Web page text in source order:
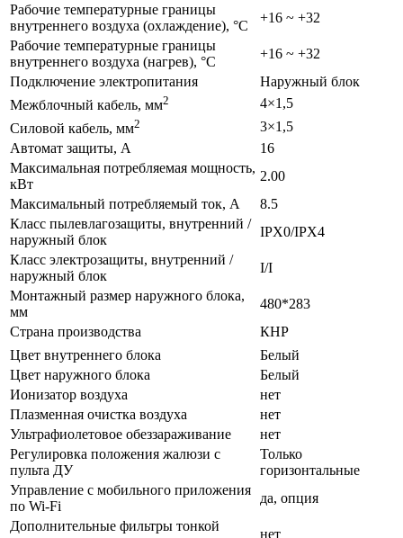
Рабочие температурные границы
внутреннего воздуха (охлаждение), °C
+16 ~ +32
Рабочие температурные границы
внутреннего воздуха (нагрев), °C
+16 ~ +32
Подключение электропитания
Наружный блок
Межблочный кабель, мм2
4×1,5
Силовой кабель, мм2
3×1,5
Автомат защиты, А
16
Максимальная потребляемая мощность,
кВт
2.00
Максимальный потребляемый ток, А
8.5
Класс пылевлагозащиты, внутренний /
наружный блок
IPX0/IPX4
Класс электрозащиты, внутренний /
наружный блок
I/I
Монтажный размер наружного блока,
мм
480*283
Страна производства
КНР
Цвет внутреннего блока
Белый
Цвет наружного блока
Белый
Ионизатор воздуха
нет
Плазменная очистка воздуха
нет
Ультрафиолетовое обеззараживание
нет
Регулировка положения жалюзи с
пульта ДУ
Только
горизонтальные
Управление c мобильного приложения
по Wi-Fi
да, опция
Дополнительные фильтры тонкой
нет